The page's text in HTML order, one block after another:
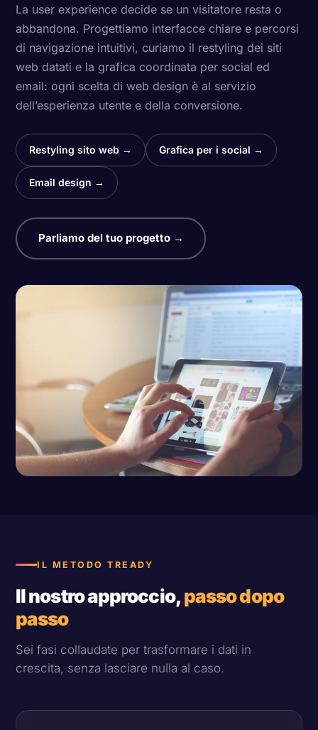
La user experience decide se un visitatore resta o
abbandona. Progettiamo interfacce chiare e percorsi
di navigazione intuitivi, curiamo il restyling dei siti
web datati e la grafica coordinata per social ed
email: ogni scelta di web design è al servizio
dell’esperienza utente e della conversione.
Restyling sito web → Grafica per i social →
Email design →
Parliamo del tuo progetto →
IL METODO TREADY
Il nostro approccio,passo dopo
passo
Sei fasi collaudate per trasformare i dati in
crescita, senza lasciare nulla al caso.